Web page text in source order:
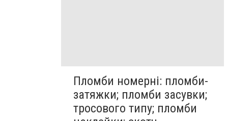
Пломби номерні: пломби-
затяжки; пломби засувки;
тросового типу; пломби